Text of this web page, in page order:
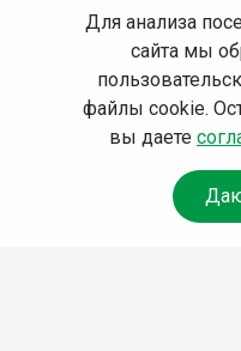
Для анализа
сайта мы
файлы cookie.
вы даете